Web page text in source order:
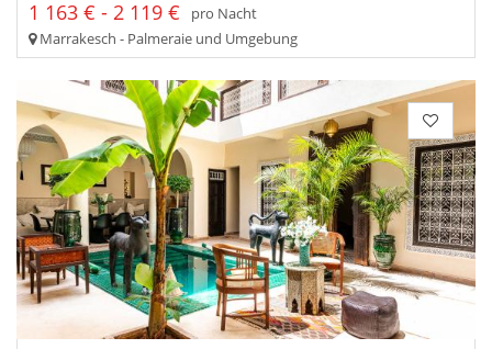
1 163 € - 2 119 €
pro Nacht
Marrakesch - Palmeraie und Umgebung